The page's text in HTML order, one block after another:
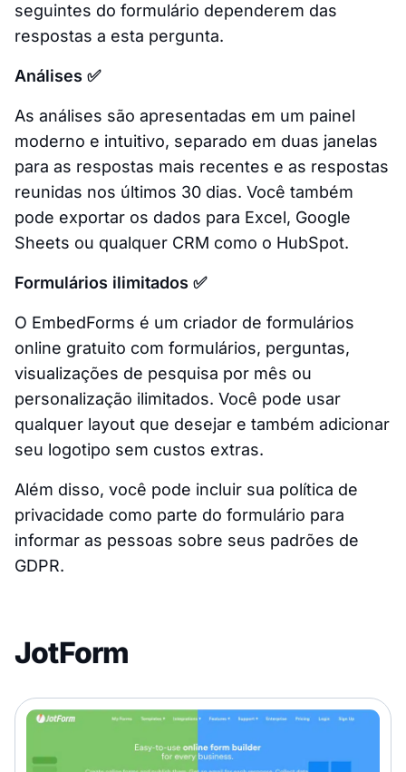
seguintes do formulário dependerem das
respostas a esta pergunta.
Análises ✅
As análises são apresentadas em um painel
moderno e intuitivo, separado em duas janelas
para as respostas mais recentes e as respostas
reunidas nos últimos 30 dias. Você também
pode exportar os dados para Excel, Google
Sheets ou qualquer CRM como o HubSpot.
Formulários ilimitados ✅
O EmbedForms é um criador de formulários
online gratuito com formulários, perguntas,
visualizações de pesquisa por mês ou
personalização ilimitados. Você pode usar
qualquer layout que desejar e também adicionar
seu logotipo sem custos extras.
Além disso, você pode incluir sua política de
privacidade como parte do formulário para
informar as pessoas sobre seus padrões de
GDPR.
JotForm